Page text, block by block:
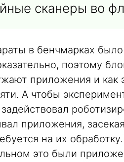
сканеры во
в бенчмарках
поэтому
приложения и как
А чтобы
приложения,
на их
это были